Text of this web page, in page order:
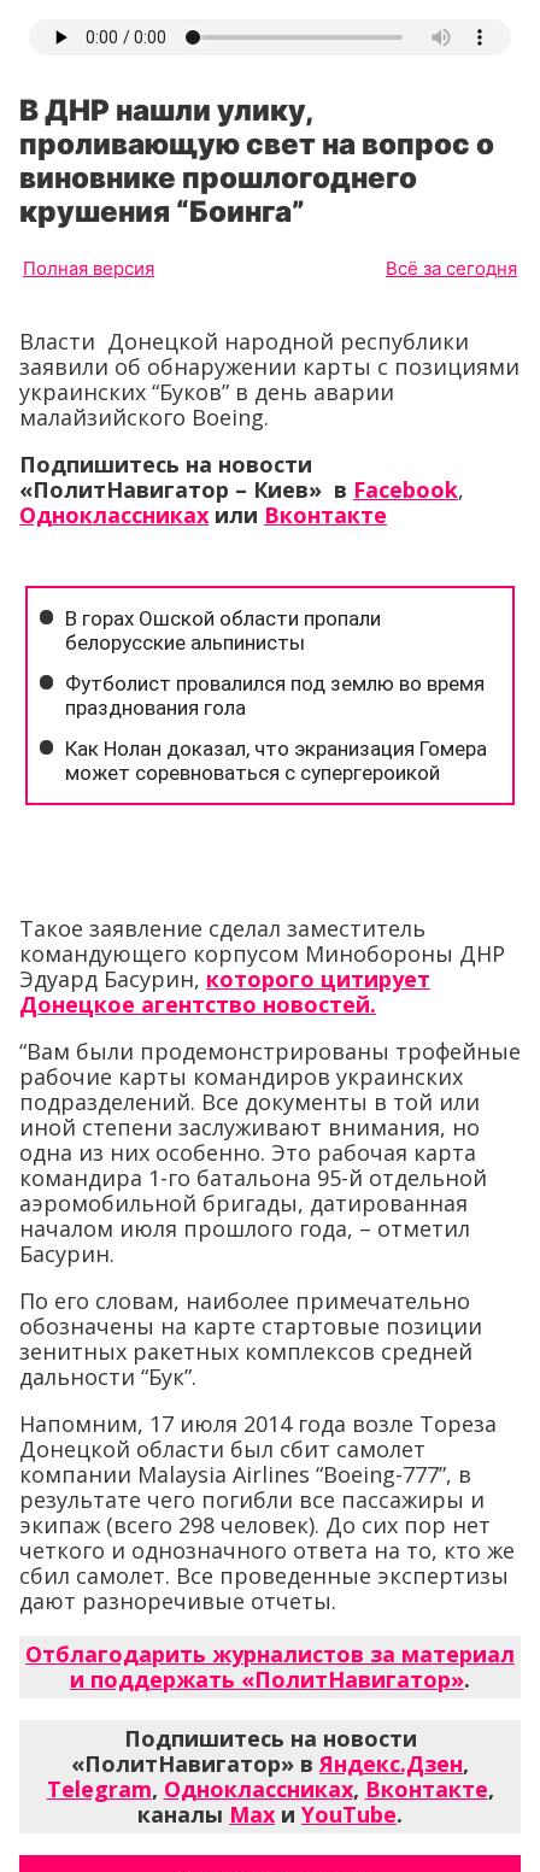
В ДНР нашли улику,
проливающую свет на вопрос о
виновнике прошлогоднего
крушения “Боинга”
Полная версия Всё за сегодня
Власти Донецкой народной республики
заявили об обнаружении карты с позициями
украинских “Буков” в день аварии
малайзийского Boeing.
Подпишитесь на новости
«ПолитНавигатор – Киев» в Facebook,
Одноклассниках или Вконтакте
Такое заявление сделал заместитель
командующего корпусом Минобороны ДНР
Эдуард Басурин, которого цитирует
Донецкое агентство новостей.
“Вам были продемонстрированы трофейные
рабочие карты командиров украинских
подразделений. Все документы в той или
иной степени заслуживают внимания, но
одна из них особенно. Это рабочая карта
командира 1-го батальона 95-й отдельной
аэромобильной бригады, датированная
началом июля прошлого года, – отметил
Басурин.
По его словам, наиболее примечательно
обозначены на карте стартовые позиции
зенитных ракетных комплексов средней
дальности “Бук”.
Напомним, 17 июля 2014 года возле Тореза
Донецкой области был сбит самолет
компании Malaysia Airlines “Boeing-777”, в
результате чего погибли все пассажиры и
экипаж (всего 298 человек). До сих пор нет
четкого и однозначного ответа на то, кто же
сбил самолет. Все проведенные экспертизы
дают разноречивые отчеты.
Отблагодарить журналистов за материал
и поддержать «ПолитНавигатор».
Подпишитесь на новости
«ПолитНавигатор» вЯндекс.Дзен,
Telegram, Одноклассниках, Вконтакте,
каналы Max и YouTube.